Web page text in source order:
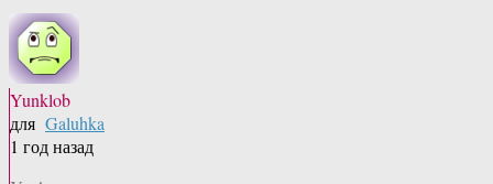
Yunklob
для Galuhka
1 год назад